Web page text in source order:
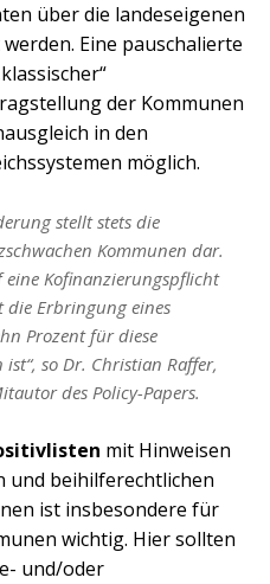
über die landeseigenen
Eine pauschalierte
der Kommunen
in den
möglich.
stellt stets die
Kommunen dar.
eine Kofinanzierungspflicht
die Erbringung eines
Prozent für diese
so Dr. Christian Raffer,
des Policy-Papers.
mit Hinweisen
und beihilferechtlichen
ist insbesondere für
wichtig. Hier sollten
und/oder